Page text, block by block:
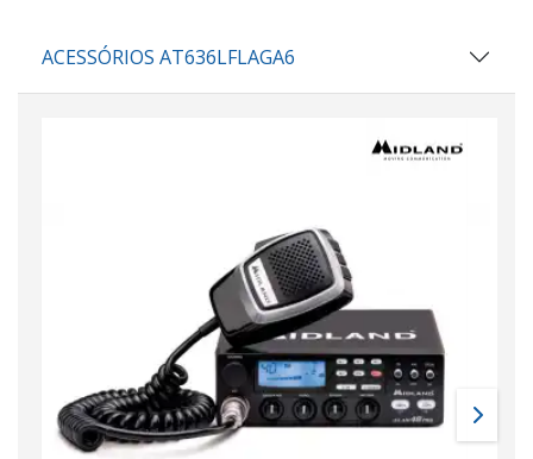
ACESSÓRIOS AT636LFLAGA6